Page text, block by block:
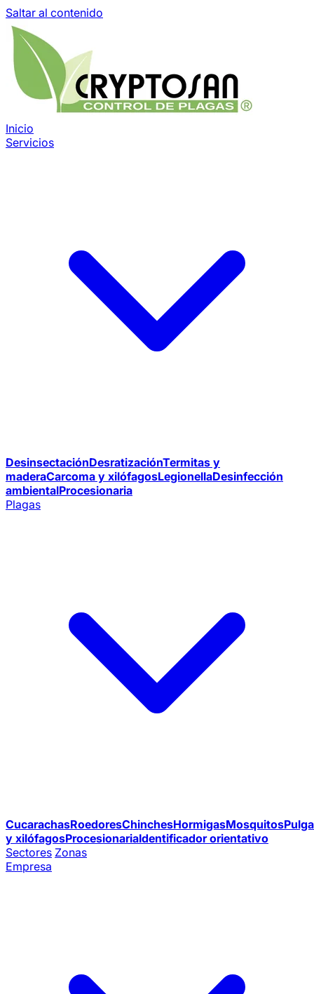
Saltar al contenido
Inicio
Servicios
DesinsectaciónDesratizaciónTermitas y
maderaCarcoma y xilófagosLegionellaDesinfección
ambientalProcesionaria
Plagas
CucarachasRoedoresChinchesHormigasMosquitos
y xilófagosProcesionariaIdentificador orientativo
Sectores Zonas
Empresa